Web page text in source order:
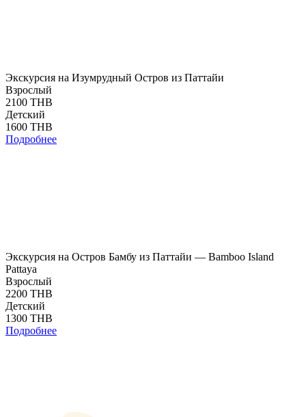
Экскурсия на Изумрудный Остров из Паттайи
Взрослый
2100 THB
Детский
1600 THB
Подробнее
Экскурсия на Остров Бамбу из Паттайи — Bamboo Island
Pattaya
Взрослый
2200 THB
Детский
1300 THB
Подробнее